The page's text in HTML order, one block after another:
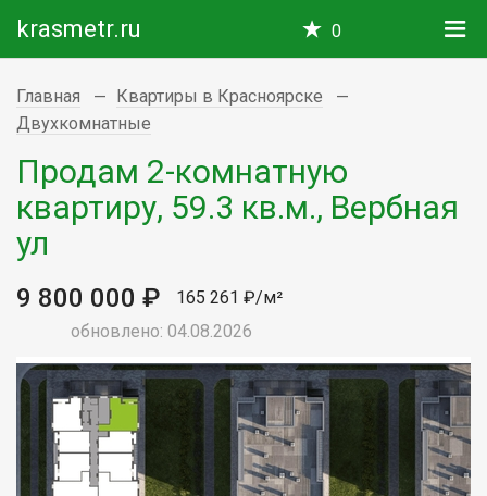
krasmetr.ru 0
Главная
Квартиры в Красноярске
Двухкомнатные
Продам 2-комнатную
квартиру, 59.3 кв.м., Вербная
ул
9 800 000 ₽
165 261 ₽/м²
обновлено: 04.08.2026